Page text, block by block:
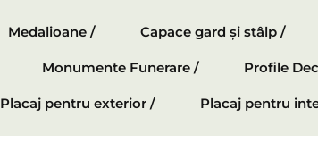
Medalioane / Capace gard și stâlp /
Monumente Funerare / Profile
Placaj pentru exterior / Placaj pentru